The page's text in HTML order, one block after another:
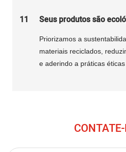
11 Seus produtos são
Priorizamos a
materiais reciclados,
e aderindo a práticas éticas